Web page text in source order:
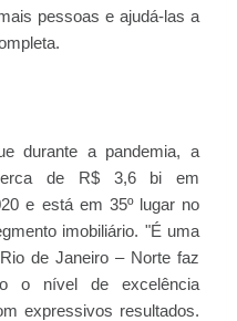
pessoas e ajudá-las a
durante a pandemia, a
de R$ 3,6 bi em
e está em 35º lugar no
imobiliário. "É uma
de Janeiro – Norte faz
o nível de excelência
expressivos resultados.